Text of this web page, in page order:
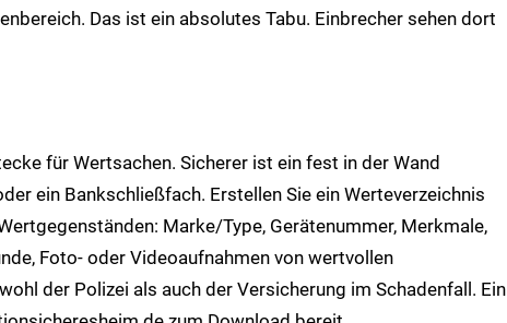
Das ist ein absolutes Tabu. Einbrecher sehen dort
für Wertsachen. Sicherer ist ein fest in der Wand
ein Bankschließfach. Erstellen Sie ein Werteverzeichnis
Marke/Type, Gerätenummer, Merkmale,
Foto- oder Videoaufnahmen von wertvollen
der Polizei als auch der Versicherung im Schadenfall. Ein